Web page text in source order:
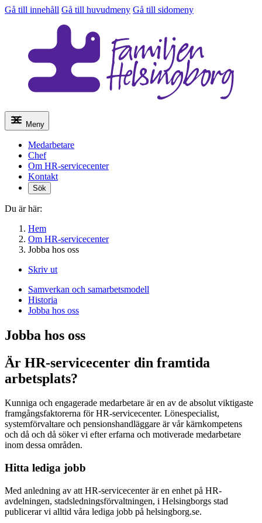
Gå till innehåll Gå till huvudmeny Gå till sidomeny
Meny
Medarbetare
Chef
Om HR-servicecenter
Kontakt
Sök
Du är här:
Hem
Om HR-servicecenter
Jobba hos oss
Skriv ut
Samverkan och samarbetsmodell
Historia
Jobba hos oss
Jobba hos oss
Är HR-servicecenter din framtida
arbetsplats?
Kunniga och engagerade medarbetare är en av de absolut viktigaste
framgångsfaktorerna för HR-servicecenter. Lönespecialist,
systemförvaltare och pensionshandläggare är vår kärnkompetens
och då och då söker vi efter erfarna och motiverade medarbetare
inom dessa områden.
Hitta lediga jobb
Med anledning av att HR-servicecenter är en enhet på HR-
avdelningen, stadsledningsförvaltningen, i Helsingborgs stad
publicerar vi alltid våra lediga jobb på helsingborg.se.